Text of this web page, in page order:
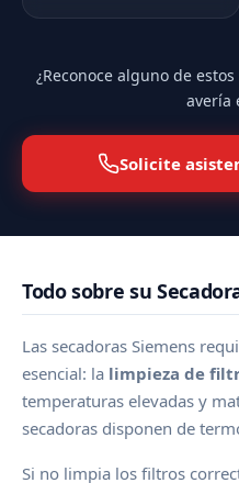
¿Reconoce alguno de
avería
Solicite
Todo sobre su
Las secadoras Siemens
esencial: la limpieza de
temperaturas elevadas y
secadoras disponen de
Si no limpia los filtros